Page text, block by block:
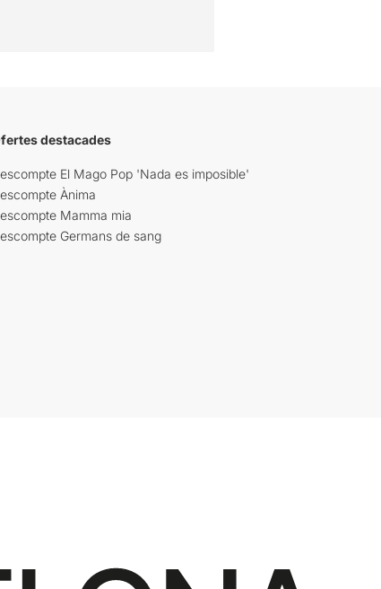
destacades
El Mago Pop 'Nada es imposible'
Ànima
Mamma mia
Germans de sang